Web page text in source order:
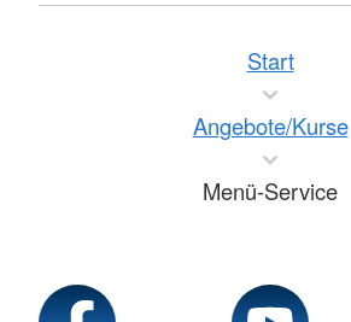
Start
Angebote/Kurse
Menü-Service